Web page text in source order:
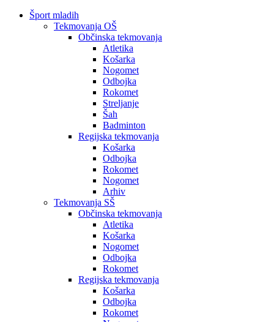
Šport mladih
Tekmovanja OŠ
Občinska tekmovanja
Atletika
Košarka
Nogomet
Odbojka
Rokomet
Streljanje
Šah
Badminton
Regijska tekmovanja
Košarka
Odbojka
Rokomet
Nogomet
Arhiv
Tekmovanja SŠ
Občinska tekmovanja
Atletika
Košarka
Nogomet
Odbojka
Rokomet
Regijska tekmovanja
Košarka
Odbojka
Rokomet